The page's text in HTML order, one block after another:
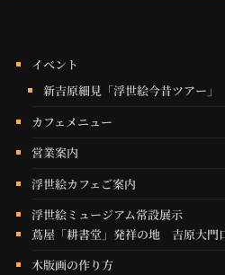
イベント
新吉原細見「浮世絵今昔ツアー」
カフェメニュー
営業案内
浮世絵カフェご案内
浮世絵ミュージアム常設展示
蔦屋「耕書堂」発祥の地 吉原大門
木版画の作り方